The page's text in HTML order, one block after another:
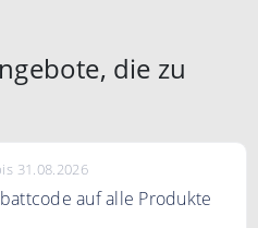
die zu
31.08.2026
auf alle Produkte